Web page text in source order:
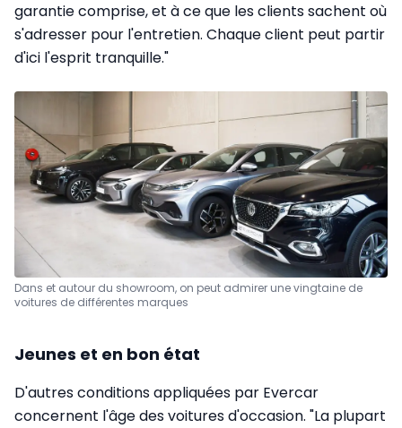
garantie comprise, et à ce que les clients sachent où
s'adresser pour l'entretien. Chaque client peut partir
d'ici l'esprit tranquille."
Dans et autour du showroom, on peut admirer une vingtaine de
voitures de différentes marques
Jeunes et en bon état
D'autres conditions appliquées par Evercar
concernent l'âge des voitures d'occasion. "La plupart